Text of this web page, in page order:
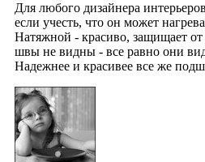
Для любого дизайнера
если учесть, что он может
Натяжной - красиво, защищает от
швы не видны - все равно они
Надежнее и красивее все же